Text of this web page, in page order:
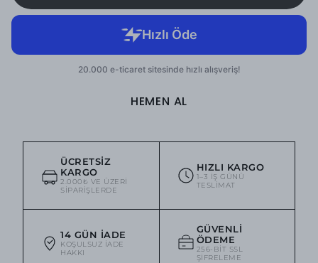
HEMEN AL
ÜCRETSIZ
KARGO
2.000₺ VE ÜZERI
SIPARIŞLERDE
HIZLI KARGO
1–3 IŞ GÜNÜ
TESLIMAT
14 GÜN İADE
KOŞULSUZ IADE
HAKKI
GÜVENLI
ÖDEME
256-BIT SSL
ŞIFRELEME